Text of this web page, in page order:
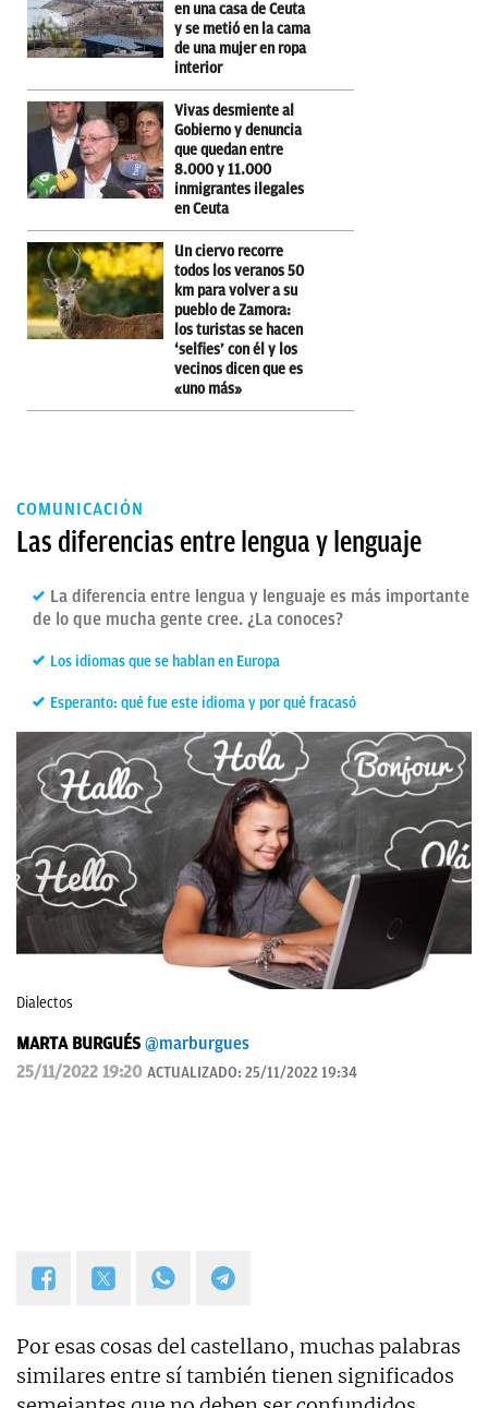
en una casa de Ceuta
y se metió en la cama
de una mujer en ropa
interior
Vivas desmiente al
Gobierno y denuncia
que quedan entre
8.000 y 11.000
inmigrantes ilegales
en Ceuta
Un ciervo recorre
todos los veranos 50
km para volver a su
pueblo de Zamora:
los turistas se hacen
‘selfies’ con él y los
vecinos dicen que es
«uno más»
COMUNICACIÓN
Las diferencias entre lengua y lenguaje
La diferencia entre lengua y lenguaje es más importante
de lo que mucha gente cree. ¿La conoces?
Los idiomas que se hablan en Europa
Esperanto: qué fue este idioma y por qué fracasó
Dialectos
MARTA BURGUÉS @marburgues
25/11/2022 19:20 ACTUALIZADO: 25/11/2022 19:34
Por esas cosas del castellano, muchas palabras
similares entre sí también tienen significados